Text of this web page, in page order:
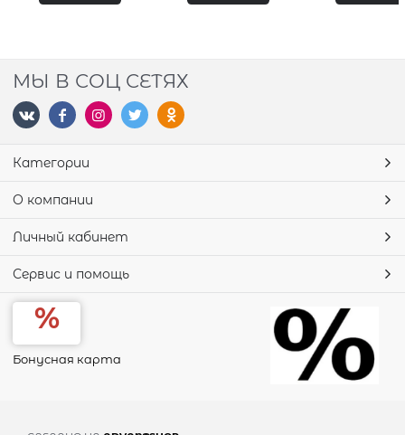
МЫ В СОЦ СЕТЯХ
Категории
О компании
Личный кабинет
Сервис и помощь
Бонусная карта